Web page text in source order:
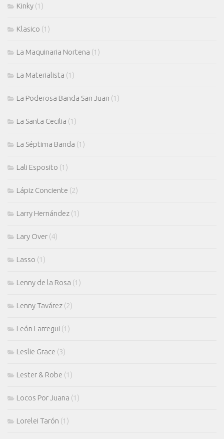
Kinky (1)
Klasico (1)
La Maquinaria Nortena (1)
La Materialista (1)
La Poderosa Banda San Juan (1)
La Santa Cecilia (1)
La Séptima Banda (1)
Lali Esposito (1)
Lápiz Conciente (2)
Larry Hernández (1)
Lary Over (4)
Lasso (1)
Lenny de la Rosa (1)
Lenny Tavárez (2)
León Larregui (1)
Leslie Grace (3)
Lester & Robe (1)
Locos Por Juana (1)
Lorelei Tarón (1)